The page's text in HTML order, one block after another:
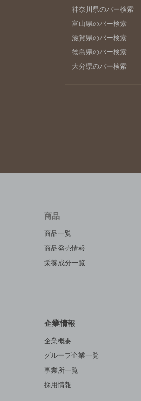
神奈川県のバー検索
富山県のバー検索
滋賀県のバー検索
徳島県のバー検索
大分県のバー検索
商品
商品一覧
商品発売情報
栄養成分一覧
企業情報
企業概要
グループ企業一覧
事業所一覧
採用情報